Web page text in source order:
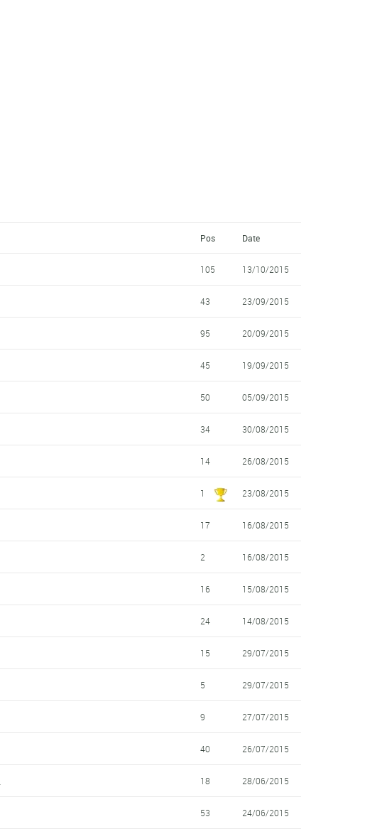
Pos Date
105 13/10/2015
43 23/09/2015
95 20/09/2015
45 19/09/2015
50 05/09/2015
34 30/08/2015
14 26/08/2015
1 23/08/2015
17 16/08/2015
2 16/08/2015
16 15/08/2015
24 14/08/2015
15 29/07/2015
5 29/07/2015
9 27/07/2015
40 26/07/2015
18 28/06/2015
53 24/06/2015